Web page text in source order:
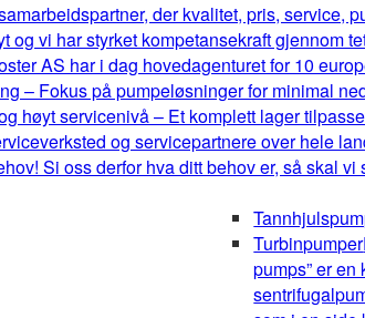
der kvalitet, pris, service,
og vi har styrket kompetansekraft gjennom
AS har i dag hovedagenturet for 10
– Fokus på pumpeløsninger for minimal
høyt servicenivå – Et komplett lager
og servicepartnere over hele
Si oss derfor hva ditt behov er, så skal
Turbinpumper
pumps” er